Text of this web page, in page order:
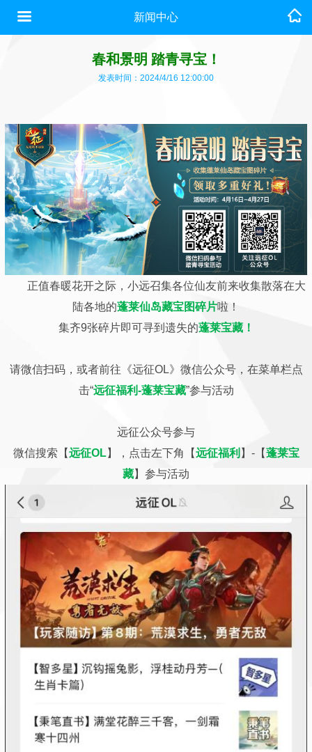
新闻中心
春和景明 踏青寻宝！
发表时间：2024/4/16 12:00:00
正值春暖花开之际，小远召集各位仙友前来收集散落在大
陆各地的蓬莱仙岛藏宝图碎片啦！
集齐9张碎片即可寻到遗失的蓬莱宝藏！
请微信扫码，或者前往《远征OL》微信公众号，在菜单栏点
击“远征福利-蓬莱宝藏”参与活动
远征公众号参与
微信搜索【远征OL】，点击左下角【远征福利 】-【蓬莱宝
藏】参与活动